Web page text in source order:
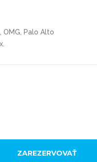
OMG, Palo Alto
ZAREZERVOVAŤ